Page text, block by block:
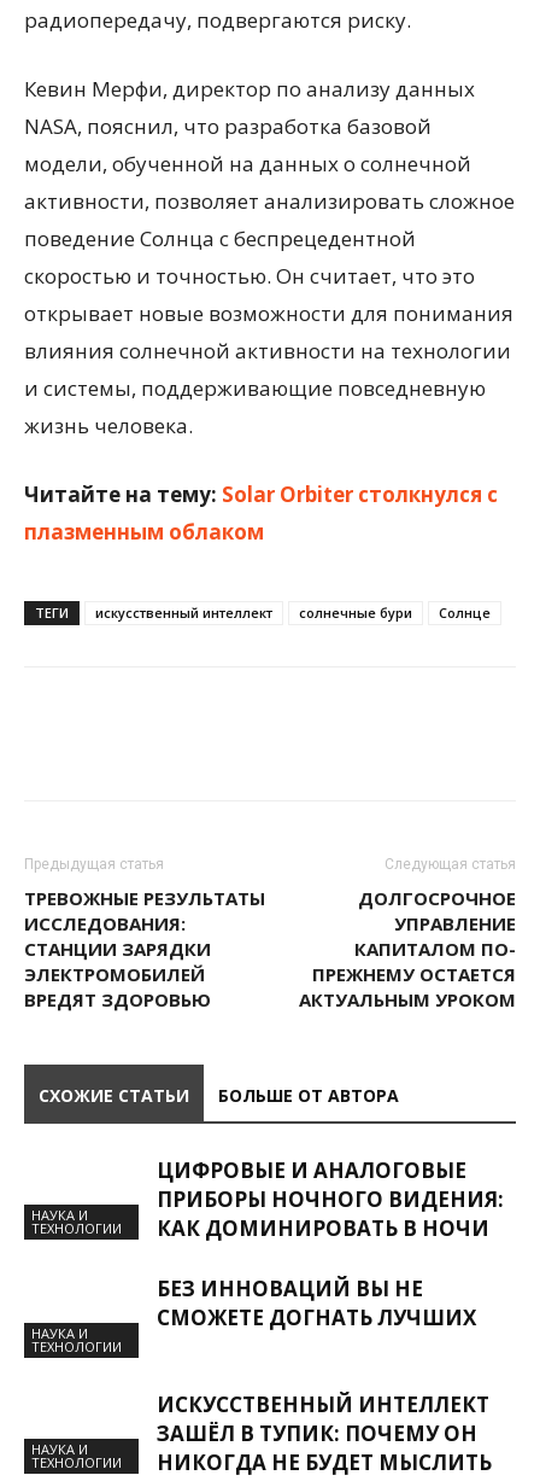
радиопередачу, подвергаются риску.
Кевин Мерфи, директор по анализу данных
NASA, пояснил, что разработка базовой
модели, обученной на данных о солнечной
активности, позволяет анализировать сложное
поведение Солнца с беспрецедентной
скоростью и точностью. Он считает, что это
открывает новые возможности для понимания
влияния солнечной активности на технологии
и системы, поддерживающие повседневную
жизнь человека.
Читайте на тему: Solar Orbiter столкнулся с
плазменным облаком
ТЕГИ искусственный интеллект солнечные бури Солнце
Предыдущая статья
ТРЕВОЖНЫЕ РЕЗУЛЬТАТЫ
ИССЛЕДОВАНИЯ:
СТАНЦИИ ЗАРЯДКИ
ЭЛЕКТРОМОБИЛЕЙ
ВРЕДЯТ ЗДОРОВЬЮ
Следующая статья
ДОЛГОСРОЧНОЕ
УПРАВЛЕНИЕ
КАПИТАЛОМ ПО-
ПРЕЖНЕМУ ОСТАЕТСЯ
АКТУАЛЬНЫМ УРОКОМ
СХОЖИЕ СТАТЬИ БОЛЬШЕ ОТ АВТОРА
НАУКА И
ТЕХНОЛОГИИ
ЦИФРОВЫЕ И АНАЛОГОВЫЕ
ПРИБОРЫ НОЧНОГО ВИДЕНИЯ:
КАК ДОМИНИРОВАТЬ В НОЧИ
НАУКА И
ТЕХНОЛОГИИ
БЕЗ ИННОВАЦИЙ ВЫ НЕ
СМОЖЕТЕ ДОГНАТЬ ЛУЧШИХ
НАУКА И
ТЕХНОЛОГИИ
ИСКУССТВЕННЫЙ ИНТЕЛЛЕКТ
ЗАШЁЛ В ТУПИК: ПОЧЕМУ ОН
НИКОГДА НЕ БУДЕТ МЫСЛИТЬ